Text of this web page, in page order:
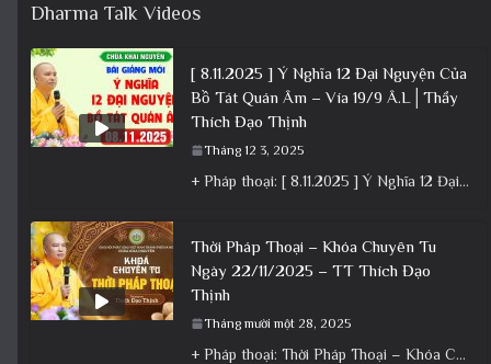
Dharma Talk Videos
[ 8.11.2025 ] Ý Nghĩa 12 Đại Nguyện Của
Bồ Tát Quán Âm – Vía 19/9 Â.L│Thầy
Thích Đạo Thịnh
Tháng 12 3, 2025
+ Pháp thoại: [ 8.11.2025 ] Ý Nghĩa 12 Đại Nguyện Của Bồ Tát Quán Âm – Vía 19/9 Â.L│Thầy
Thời Pháp Thoại – Khóa Chuyên Tu
Ngày 22/11/2025 – TT Thích Đạo
Thịnh
Tháng mười một 28, 2025
+ Pháp thoại: Thời Pháp Thoại – Khóa Chuyên Tu Ngày 22/11/2025 – TT Thích Đạo Thịnh + Album: Pháp